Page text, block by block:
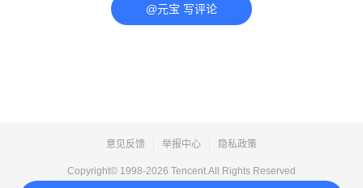
@元宝 写评论
意见反馈 举报中心 隐私政策
Copyright© 1998-2026 Tencent.All Rights Reserved